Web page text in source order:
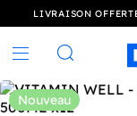
LIVRAISON
Nouveau